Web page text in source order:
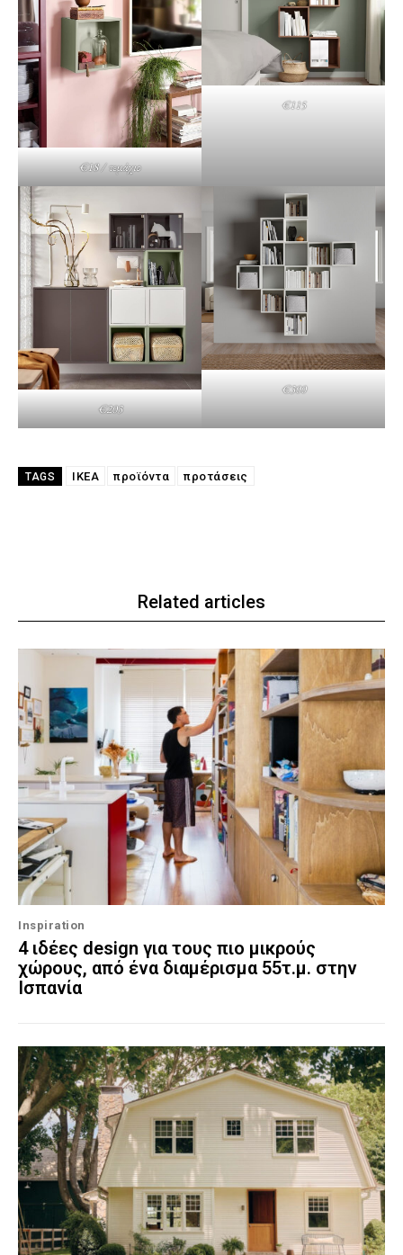
€18 / τεμάχιο
€115
€203
€300
TAGS IKEA προϊόντα προτάσεις
Related articles
Inspiration
4 ιδέες design για τους πιο μικρούς
χώρους, από ένα διαμέρισμα 55τ.μ. στην
Ισπανία